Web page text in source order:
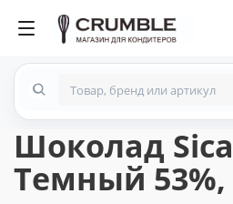
Шоколад
Темный 53%,